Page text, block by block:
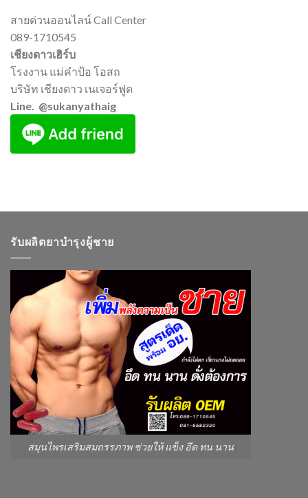
สายด่วนออนไลน์ Call Center
089-1710545
เชียงดาวเฮิร์บ
โรงงาน แม่คำป้อ โอสถ
บริษัท เชียงดาว เนเจอร์ฟูด
Line. @sukanyathaig
รับผลิตยาบำรุงผู้ชาย
สมุนไพรเสริมสมถรรภาพ ช่วยให้ แข็ง อึด ทน นาน